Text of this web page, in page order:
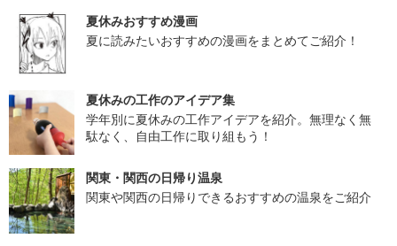
夏休みおすすめ漫画
夏に読みたいおすすめの漫画をまとめてご紹介！
夏休みの工作のアイデア集
学年別に夏休みの工作アイデアを紹介。無理なく無
駄なく、自由工作に取り組もう！
関東・関西の日帰り温泉
関東や関西の日帰りできるおすすめの温泉をご紹介